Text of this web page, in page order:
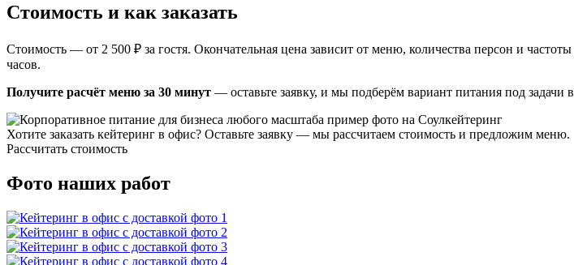
Стоимость и как заказать
Стоимость — от 2 500 ₽ за гостя. Окончательная цена зависит от меню, количества персон и
часов.
Получите расчёт меню за 30 минут — оставьте заявку, и мы подберём вариант питания под задачи
Хотите заказать кейтеринг в офис? Оставьте заявку — мы рассчитаем стоимость и предложим меню.
Рассчитать стоимость
Фото наших работ